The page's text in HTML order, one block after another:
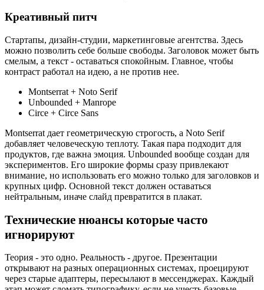
Креативный питч
Стартапы, дизайн-студии, маркетинговые агентства. Здесь
можно позволить себе больше свободы. Заголовок может быть
смелым, а текст - оставаться спокойным. Главное, чтобы
контраст работал на идею, а не против нее.
Montserrat + Noto Serif
Unbounded + Manrope
Circe + Circe Sans
Montserrat дает геометрическую строгость, а Noto Serif
добавляет человеческую теплоту. Такая пара подходит для
продуктов, где важна эмоция. Unbounded вообще создан для
экспериментов. Его широкие формы сразу привлекают
внимание, но использовать его можно только для заголовков и
крупных цифр. Основной текст должен оставаться
нейтральным, иначе слайд превратится в плакат.
Технические нюансы которые часто
игнорируют
Теория - это одно. Реальность - другое. Презентации
открывают на разных операционных системах, проецируют
через старые адаптеры, пересылают в мессенджерах. Каждый